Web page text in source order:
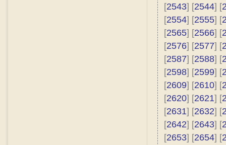
[2543] [2544] [
[2554] [2555] [
[2565] [2566] [
[2576] [2577] [
[2587] [2588] [
[2598] [2599] [
[2609] [2610] [
[2620] [2621] [
[2631] [2632] [
[2642] [2643] [
[2653] [2654] [